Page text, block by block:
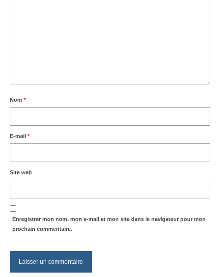
Nom *
E-mail *
Site web
Enregistrer mon nom, mon e-mail et mon site dans le navigateur pour mon
prochain commentaire.